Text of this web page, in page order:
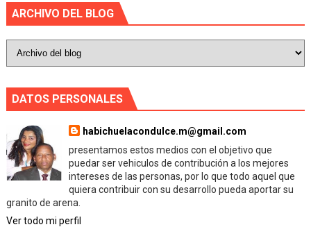
ARCHIVO DEL BLOG
DATOS PERSONALES
habichuelacondulce.m@gmail.com
presentamos estos medios con el objetivo que
puedar ser vehiculos de contribución a los mejores
intereses de las personas, por lo que todo aquel que
quiera contribuir con su desarrollo pueda aportar su
granito de arena.
Ver todo mi perfil